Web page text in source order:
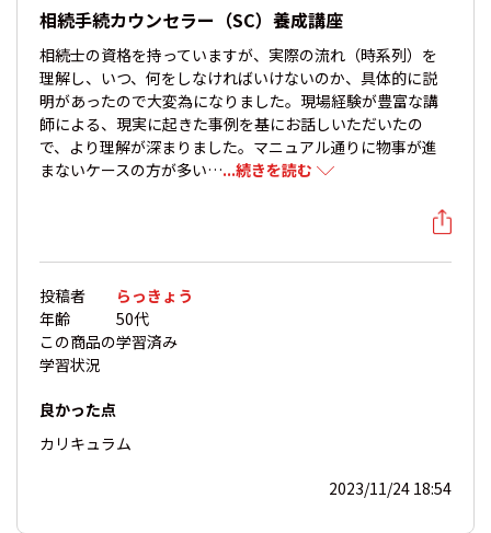
相続手続カウンセラー（SC）養成講座
相続士の資格を持っていますが、実際の流れ（時系列）を
理解し、いつ、何をしなければいけないのか、具体的に説
明があったので大変為になりました。現場経験が豊富な講
師による、現実に起きた事例を基にお話しいただいたの
で、より理解が深まりました。マニュアル通りに物事が進
まないケースの方が多い…...続きを読む
投稿者
らっきょう
年齢
50代
この商品の
学習状況
学習済み
良かった点
カリキュラム
2023/11/24 18:54